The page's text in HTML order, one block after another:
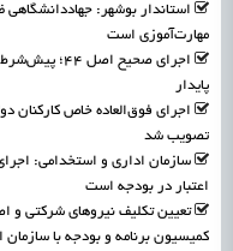
استاندار بوشهر:
مهارت‌آموزی است
اجرای صحیح
پایدار
اجرای فوق‌العاده خاص کارکنان
تصویب شد
سازمان اداری و استخدامی:
اعتبار در بودجه است
تعیین تکلیف نیروهای شرکتی
کمیسیون برنامه و بودجه با